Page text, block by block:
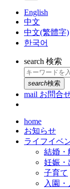
English
中文
中文(繁體字)
한국어
search 検索
search検索
mail お問合
home
お知らせ
ライフイベ
結婚・
妊娠・
子育て
入園・